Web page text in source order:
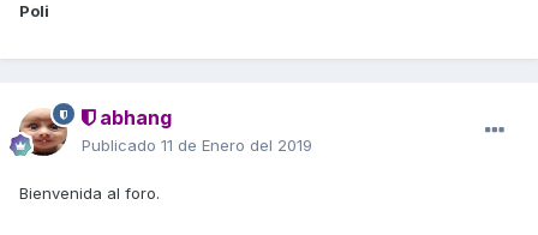
Poli
abhang
Publicado 11 de Enero del 2019
Bienvenida al foro.